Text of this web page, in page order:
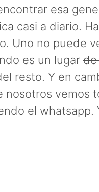
esa
casi a diario.
Uno no puede
es un lugar de
resto. Y en
nosotros vemos
el whatsapp.